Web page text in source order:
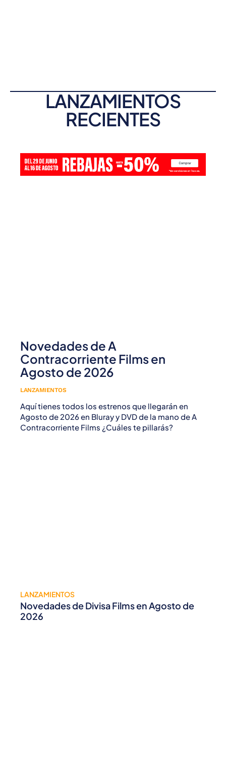
LANZAMIENTOS
RECIENTES
Novedades de A
Contracorriente Films en
Agosto de 2026
LANZAMIENTOS
Aquí tienes todos los estrenos que llegarán en
Agosto de 2026 en Bluray y DVD de la mano de A
Contracorriente Films ¿Cuáles te pillarás?
LANZAMIENTOS
Novedades de Divisa Films en Agosto de
2026